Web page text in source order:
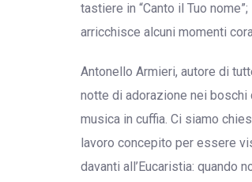
tastiere in “Canto il Tuo
arricchisce alcuni momenti
Antonello Armieri, autore di
notte di adorazione nei boschi
musica in cuffia. Ci siamo
lavoro concepito per essere
davanti all’Eucaristia: quando